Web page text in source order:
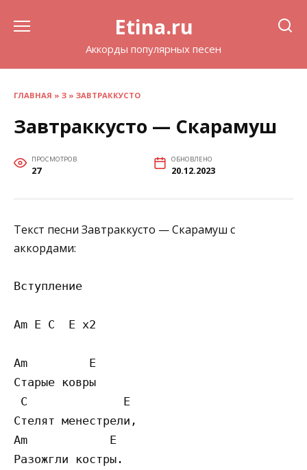
Etina.ru
Аккорды популярных песен
ГЛАВНАЯ » З » ЗАВТРАККУСТО
Завтраккусто — Скарамуш
ПРОСМОТРОВ
27
ОБНОВЛЕНО
20.12.2023
Текст песни Завтраккусто — Скарамуш с
аккордами:
Вступление
Am E C  E x2
Am         E
Старые ковры
C              E
Стелят менестрели,
Am            E
Разожгли костры.